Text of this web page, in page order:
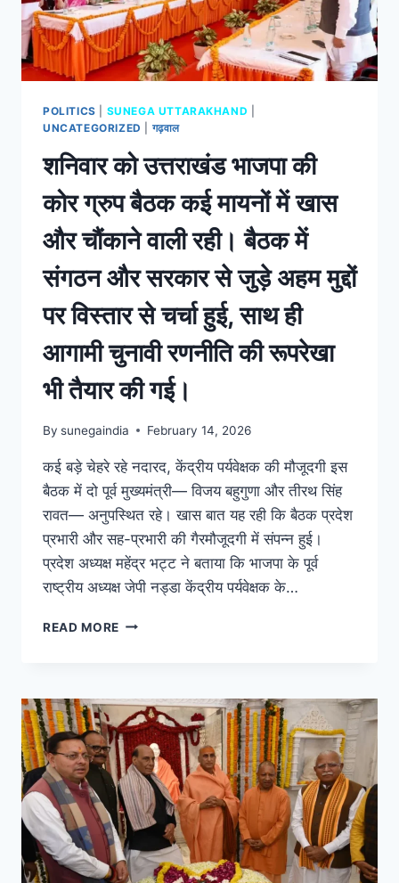
POLITICS SUNEGA UTTARAKHAND
UNCATEGORIZED
गढ़वाल
शनिवार को उत्तराखंड भाजपा की
कोर ग्रुप बैठक कई मायनों में खास
और चौंकाने वाली रही। बैठक में
संगठन और सरकार से जुड़े अहम मुद्दों
पर विस्तार से चर्चा हुई, साथ ही
आगामी चुनावी रणनीति की रूपरेखा
भी तैयार की गई।
By sunegaindia February 14, 2026
कई बड़े चेहरे रहे नदारद, केंद्रीय पर्यवेक्षक की मौजूदगी इस
बैठक में दो पूर्व मुख्यमंत्री— विजय बहुगुणा और तीरथ सिंह
रावत— अनुपस्थित रहे। खास बात यह रही कि बैठक प्रदेश
प्रभारी और सह-प्रभारी की गैरमौजूदगी में संपन्न हुई।
प्रदेश अध्यक्ष महेंद्र भट्ट ने बताया कि भाजपा के पूर्व
राष्ट्रीय अध्यक्ष जेपी नड्डा केंद्रीय पर्यवेक्षक के…
READ MORE